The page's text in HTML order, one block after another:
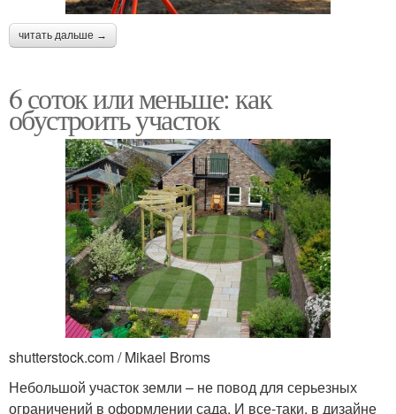
читать дальше →
6 соток или меньше: как
обустроить участок
shutterstock.com / Mikael Broms
Небольшой участок земли – не повод для серьезных
ограничений в оформлении сада. И все-таки, в дизайне